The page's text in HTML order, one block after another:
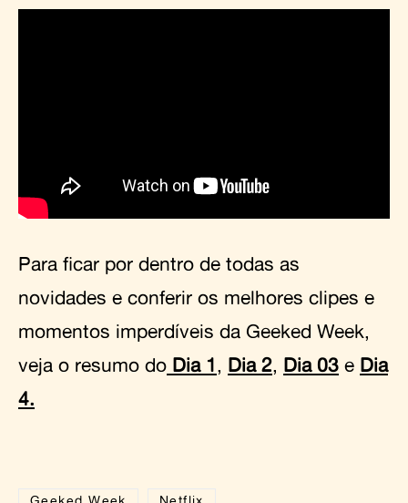
Para ficar por dentro de todas as
novidades e conferir os melhores clipes e
momentos imperdíveis da Geeked Week,
veja o resumo do Dia 1, Dia 2, Dia 03 e Dia
4.